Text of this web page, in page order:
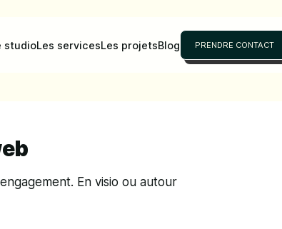
studioLes servicesLes projetsBlog PRENDRE CONTACT
En visio ou autour